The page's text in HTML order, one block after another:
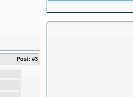
Post:#3